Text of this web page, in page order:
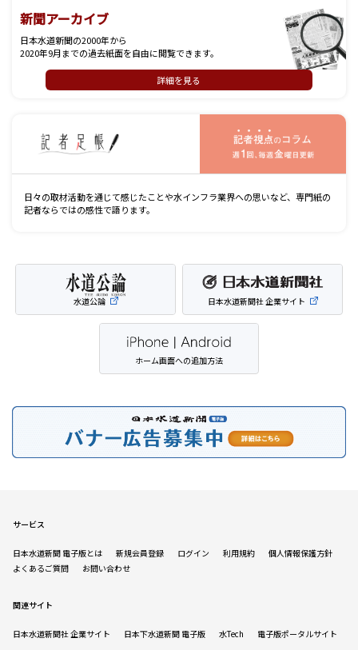
新聞アーカイブ
日本水道新聞の2000年から
2020年9月までの過去紙面を自由に閲覧できます。
詳細を見る
日々の取材活動を通じて感じたことや水インフラ業界への思いなど、専門紙の
記者ならではの感性で語ります。
水道公論 日本水道新聞社 企業サイト
ホーム画面への追加方法
サービス
日本水道新聞 電子版とは 新規会員登録 ログイン 利用規約
個人情報保護方針
よくあるご質問
お問い合わせ
関連サイト
日本水道新聞社 企業サイト 日本下水道新聞 電子版 水Tech 電子版ポータルサイト